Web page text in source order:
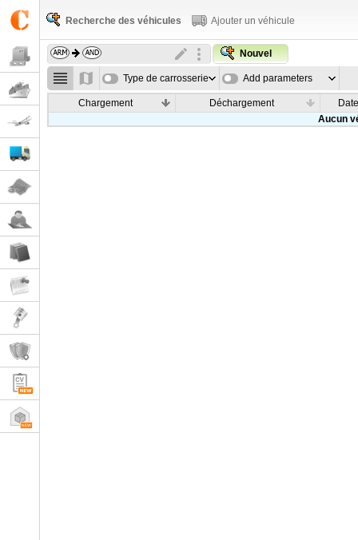
Recherche des véhicules Ajouter un véhicule
Nouvel
Type de carrosserie Add parameters
Chargement Déchargement
Aucun